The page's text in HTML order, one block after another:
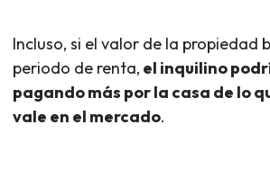
Incluso, si el valor de la propiedad
periodo de renta, el inquilino
pagando más por la casa de lo
vale en el mercado.